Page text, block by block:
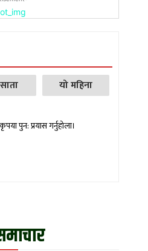
यो महिना
पुन: प्रयास गर्नुहोला।